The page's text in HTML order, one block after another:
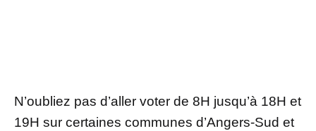
N’oubliez pas d’aller voter de 8H jusqu’à 18H et
19H sur certaines communes d’Angers-Sud et